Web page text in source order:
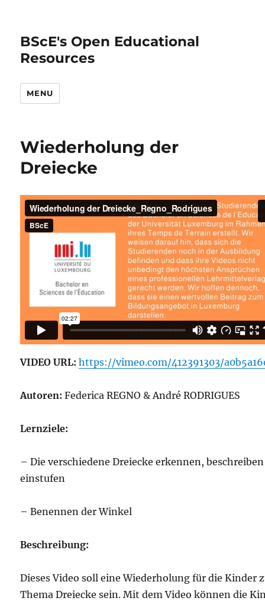
BScE's Open Educational
Resources
MENU
Wiederholung der
Dreiecke
VIDEO URL:https://vimeo.com/412391303/
Autoren: Federica REGNO & André RODRIGUES
Lernziele:
– Die verschiedene Dreiecke erkennen,
einstufen
– Benennen der Winkel
Beschreibung:
Dieses Video soll eine Wiederholung für die Kinder
Thema Dreiecke sein. Mit dem Video können die